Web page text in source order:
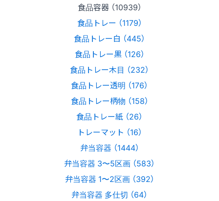
食品容器 （10939）
食品トレー （1179）
食品トレー白 （445）
食品トレー黒 （126）
食品トレー木目 （232）
食品トレー透明 （176）
食品トレー柄物 （158）
食品トレー紙 （26）
トレーマット （16）
弁当容器 （1444）
弁当容器 3〜5区画 （583）
弁当容器 1〜2区画 （392）
弁当容器 多仕切 （64）